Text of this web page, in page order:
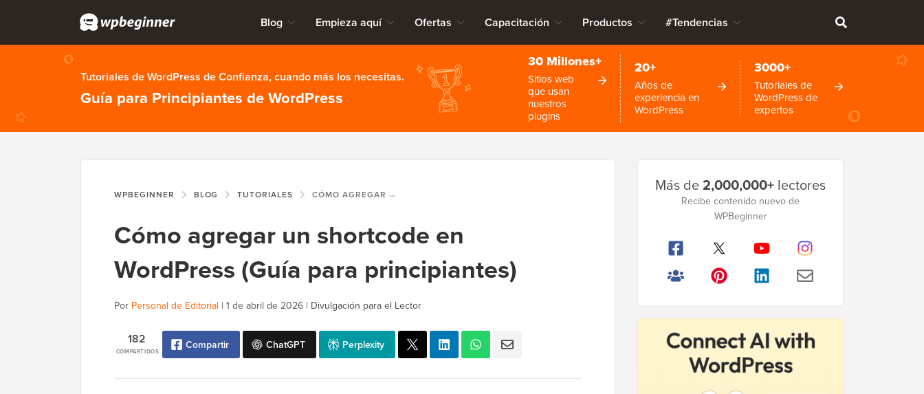
Blog Empieza aquí Ofertas Capacitación Productos #Tendencias
Tutoriales de WordPress de Confianza, cuando más los necesitas.
Guía para Principiantes de WordPress
30 Millones+
Sitios web
que usan
nuestros
plugins
20+
Años de
experiencia en
WordPress
3000+
Tutoriales de
WordPress de
expertos
WPBEGINNER BLOG TUTORIALES CÓMO AGREGAR UN SHORTCODE EN WORDPRESS (GUÍA PARA PRINCIPIANTES)
Cómo agregar un shortcode en
WordPress (Guía para principiantes)
Por Personal de Editorial | 1 de abril de 2026 | Divulgación para el Lector
COMPARTIDOS
182 Compartir ChatGPT Perplexity
lateral
Más de2,000,000+ lectores
Recibe contenido nuevo de
WPBeginner